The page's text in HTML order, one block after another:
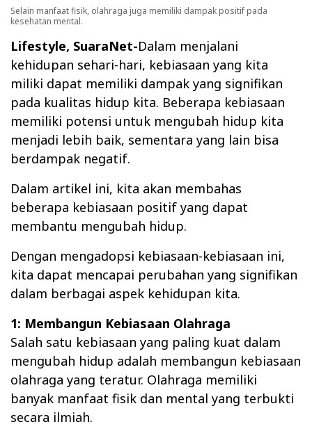
Selain manfaat fisik, olahraga juga memiliki dampak positif pada
kesehatan mental.
Lifestyle, SuaraNet-Dalam menjalani
kehidupan sehari-hari, kebiasaan yang kita
miliki dapat memiliki dampak yang signifikan
pada kualitas hidup kita. Beberapa kebiasaan
memiliki potensi untuk mengubah hidup kita
menjadi lebih baik, sementara yang lain bisa
berdampak negatif.
Dalam artikel ini, kita akan membahas
beberapa kebiasaan positif yang dapat
membantu mengubah hidup.
Dengan mengadopsi kebiasaan-kebiasaan ini,
kita dapat mencapai perubahan yang signifikan
dalam berbagai aspek kehidupan kita.
1: Membangun Kebiasaan Olahraga
Salah satu kebiasaan yang paling kuat dalam
mengubah hidup adalah membangun kebiasaan
olahraga yang teratur. Olahraga memiliki
banyak manfaat fisik dan mental yang terbukti
secara ilmiah.